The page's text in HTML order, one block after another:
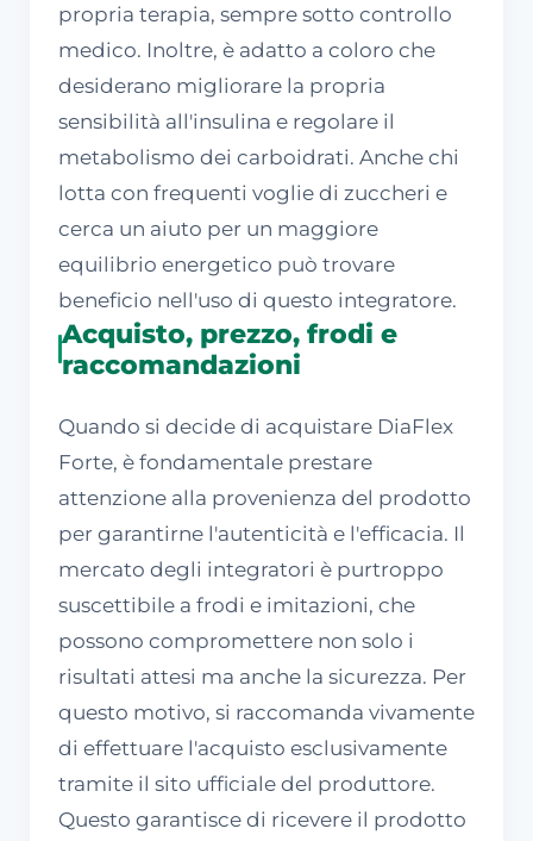
propria terapia, sempre sotto controllo
medico. Inoltre, è adatto a coloro che
desiderano migliorare la propria
sensibilità all'insulina e regolare il
metabolismo dei carboidrati. Anche chi
lotta con frequenti voglie di zuccheri e
cerca un aiuto per un maggiore
equilibrio energetico può trovare
beneficio nell'uso di questo integratore.
Acquisto, prezzo, frodi e
raccomandazioni
Quando si decide di acquistare DiaFlex
Forte, è fondamentale prestare
attenzione alla provenienza del prodotto
per garantirne l'autenticità e l'efficacia. Il
mercato degli integratori è purtroppo
suscettibile a frodi e imitazioni, che
possono compromettere non solo i
risultati attesi ma anche la sicurezza. Per
questo motivo, si raccomanda vivamente
di effettuare l'acquisto esclusivamente
tramite il sito ufficiale del produttore.
Questo garantisce di ricevere il prodotto